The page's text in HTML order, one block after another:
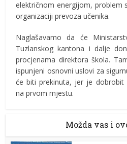
električnom energijom, problem
organizaciji prevoza učenika.
Naglašavamo da će
Tuzlanskog kantona i dalje
procjenama direktora škola.
ispunjeni osnovni uslovi za
će biti prekinuta, jer je dobrobit
na prvom mjestu.
Možda vas i